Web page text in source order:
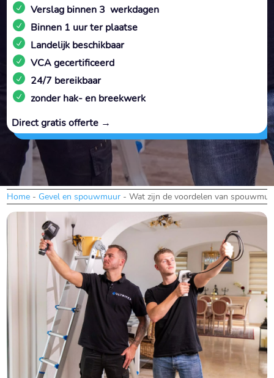
Verslag binnen 3 werkdagen
Binnen 1 uur ter plaatse
Landelijk beschikbaar
VCA gecertificeerd
24/7 bereikbaar
zonder hak- en breekwerk
Direct gratis offerte →
Home - Gevel en spouwmuur -Wat zijn de voordelen van